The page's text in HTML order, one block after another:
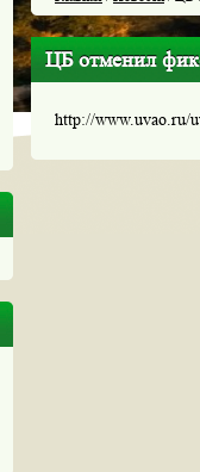
ЦБ отменил
http://www.uvao.ru/